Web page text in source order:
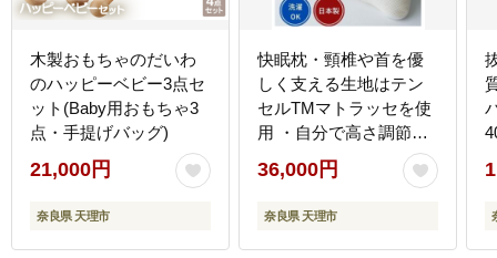
木製おもちゃのだいわ
のハッピーベビー3点セ
ット(Baby用おもちゃ3
点・手提げバッグ)
21,000円
奈良県 天理市
快眠枕・頸椎や首を優
しく支える生地はテン
セルTMマトラッセを使
用 ・自分で高さ調節が
できる・洗える
36,000円
奈良県 天理市